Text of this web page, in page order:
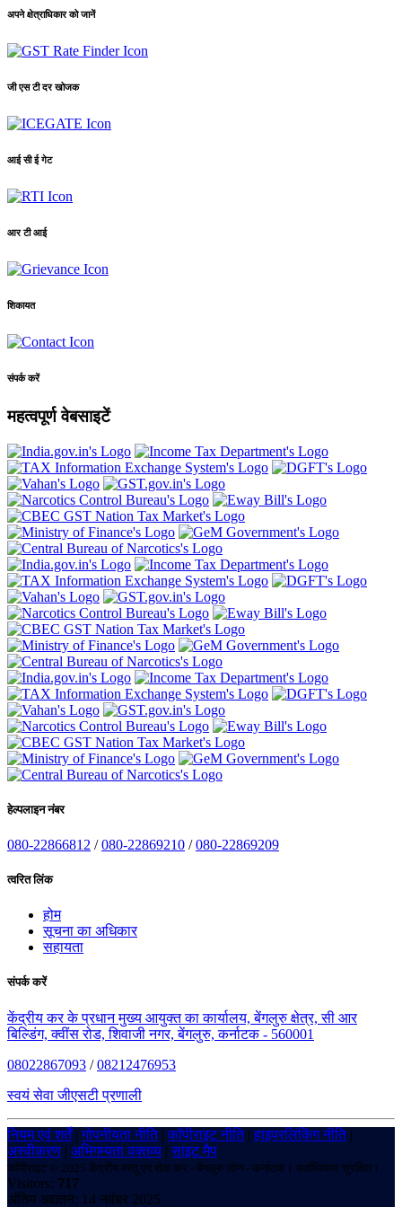
अपने क्षेत्राधिकार को जानें
जी एस टी दर खोजक
आई सी ई गेट
आर टी आई
शिकायत
संपर्क करें
महत्वपूर्ण वेबसाइटें
हेल्पलाइन नंबर
080-22866812 /080-22869210 /080-22869209
त्वरित लिंक
होम
सूचना का अधिकार
सहायता
संपर्क करें
केंद्रीय कर के प्रधान मुख्य आयुक्त का कार्यालय, बेंगलुरु क्षेत्र, सी आर
बिल्डिंग, क्वींस रोड, शिवाजी नगर, बेंगलुरु, कर्नाटक - 560001
08022867093 /08212476953
स्वयं सेवा जीएसटी प्रणाली
नियम एवं शर्तें|गोपनीयता नीति|कॉपीराइट नीति|हाइपरलिंकिंग नीति|
अस्वीकरण | अभिगम्यता वक्तव्य |साइट मैप
कॉपीराइट © 2025 केंद्रीय वस्तु एवं सेवा कर - बेंगलुरु ज़ोन - कर्नाटक। सर्वाधिकार सुरक्षित।
Visitors: 717
अंतिम अद्यतन: 14 नवंबर 2025